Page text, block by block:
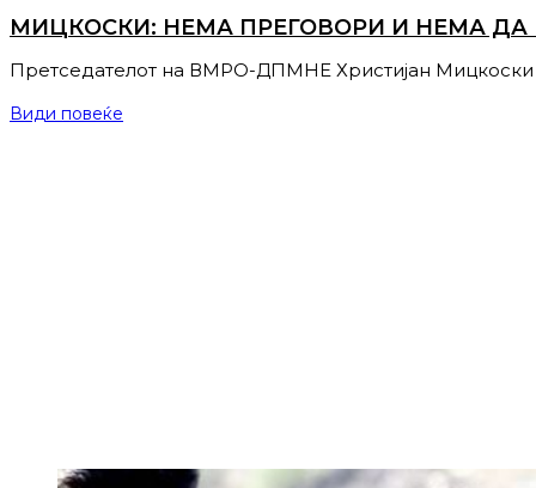
МИЦКОСКИ: НЕМА ПРЕГОВОРИ И НЕМА
Претседателот на ВМРО-ДПМНЕ Христијан
Види повеќе